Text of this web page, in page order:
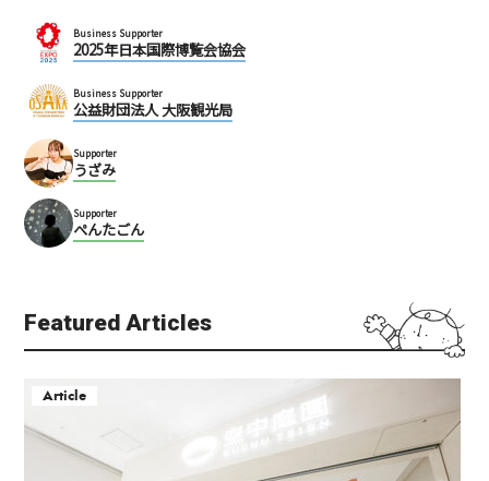
Business Supporter
2025年日本国際博覧会協会
Business Supporter
公益財団法人 大阪観光局
Supporter
うざみ
Supporter
ぺんたごん
Featured Articles
Article